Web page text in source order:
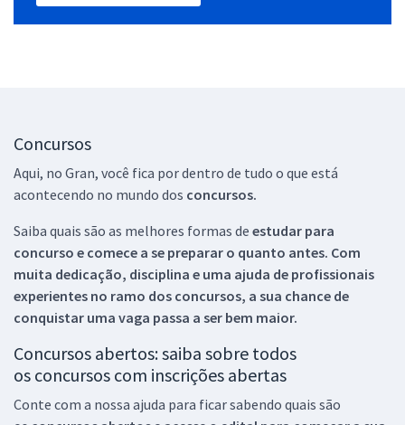
Concursos
Aqui, no Gran, você fica por dentro de tudo o que está
acontecendo no mundo dos concursos.
Saiba quais são as melhores formas de estudar para
concurso e comece a se preparar o quanto antes. Com
muita dedicação, disciplina e uma ajuda de profissionais
experientes no ramo dos concursos, a sua chance de
conquistar uma vaga passa a ser bem maior.
Concursos abertos: saiba sobre todos
os concursos com inscrições abertas
Conte com a nossa ajuda para ficar sabendo quais são